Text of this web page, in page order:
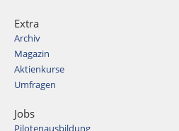
Extra
Archiv
Magazin
Aktienkurse
Umfragen
Jobs
Pilotenausbildung